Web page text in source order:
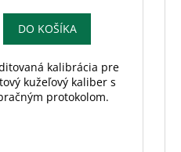
DO KOŠÍKA
kalibrácia pre
kužeľový kaliber s
protokolom.